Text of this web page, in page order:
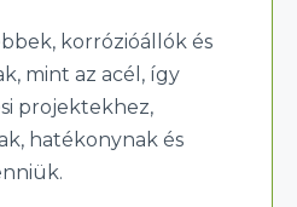
korrózióállók és
mint az acél, így
projektekhez,
hatékonynak és